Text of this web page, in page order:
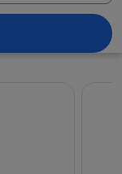
personas en un bote,